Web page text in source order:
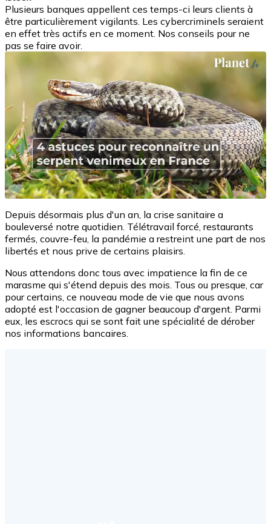
Plusieurs banques appellent ces temps-ci leurs clients à
être particulièrement vigilants. Les cybercriminels seraient
en effet très actifs en ce moment. Nos conseils pour ne
pas se faire avoir.
Depuis désormais plus d'un an, la crise sanitaire a
bouleversé notre quotidien. Télétravail forcé, restaurants
fermés, couvre-feu, la pandémie a restreint une part de nos
libertés et nous prive de certains plaisirs.
Nous attendons donc tous avec impatience la fin de ce
marasme qui s'étend depuis des mois. Tous ou presque, car
pour certains, ce nouveau mode de vie que nous avons
adopté est l'occasion de gagner beaucoup d'argent. Parmi
eux, les escrocs qui se sont fait une spécialité de dérober
nos informations bancaires.